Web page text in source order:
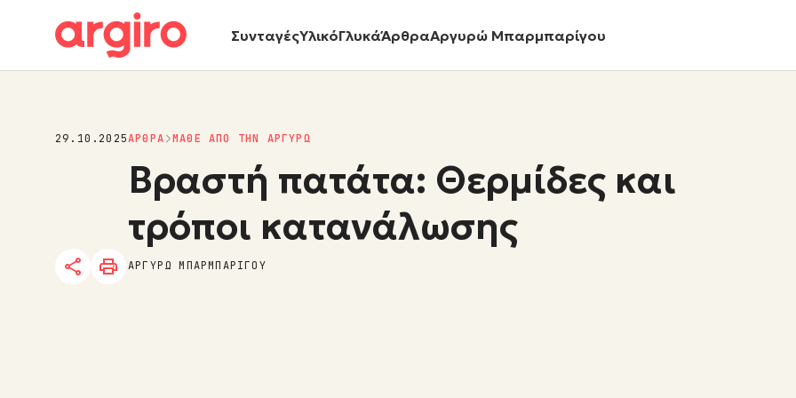
ΣυνταγέςΥλικόΓλυκάΆρθραΑργυρώ Μπαρμπαρίγου
29.10.2025ΑΡΘΡΑ ΜΑΘΕ ΑΠΟ ΤΗΝ ΑΡΓΥΡΩ
Βραστή πατάτα: Θερμίδες και
τρόποι κατανάλωσης
ΑΡΓΥΡΩ ΜΠΑΡΜΠΑΡΙΓΟΥ